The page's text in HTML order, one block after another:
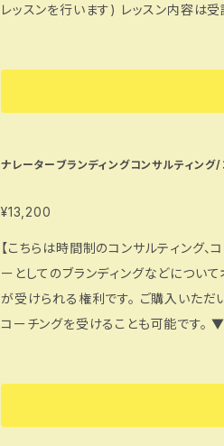
レッスンを行います) レッスン内容は受講者のレベルに合わせて基礎から応用まで柔軟に対応します。
いただくか、または購入後にお問い合わせでお伝えください。
たします。
ナレーターブランディングコンサルティン
¥13,200
【こちらは時間制のコンサルティング、コーチングコースです】 マ
ーとしてのブランディングなどについ
が受けられる権利です。 ご購入いただいてから1ヶ月間有効です。 2個購入して2時間コンサルティング、
コーチングを受けることも可能です。 ▼システムの都合上、「商品が配送されました」という連絡が届き
スケジュールによってはご希望の日程時間に
などの仕事が来ることを約束するものではござい